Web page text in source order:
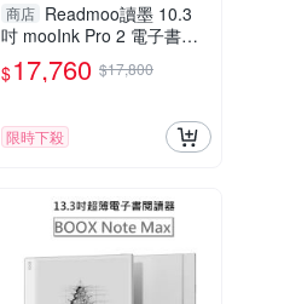
商店 Readmoo讀墨 10.3
吋 mooInk Pro 2 電子書平
板-白
$17,760 $17,800
限時下殺